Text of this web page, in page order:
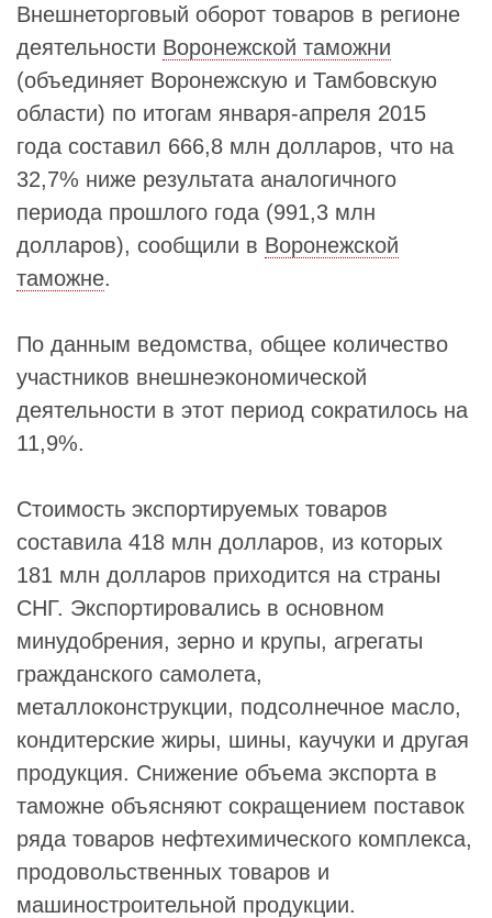
Внешнеторговый оборот товаров в регионе
деятельности Воронежской таможни
(объединяет Воронежскую и Тамбовскую
области) по итогам января-апреля 2015
года составил 666,8 млн долларов, что на
32,7% ниже результата аналогичного
периода прошлого года (991,3 млн
долларов), сообщили в Воронежской
таможне.
По данным ведомства, общее количество
участников внешнеэкономической
деятельности в этот период сократилось на
11,9%.
Стоимость экспортируемых товаров
составила 418 млн долларов, из которых
181 млн долларов приходится на страны
СНГ. Экспортировались в основном
минудобрения, зерно и крупы, агрегаты
гражданского самолета,
металлоконструкции, подсолнечное масло,
кондитерские жиры, шины, каучуки и другая
продукция. Снижение объема экспорта в
таможне объясняют сокращением поставок
ряда товаров нефтехимического комплекса,
продовольственных товаров и
машиностроительной продукции.